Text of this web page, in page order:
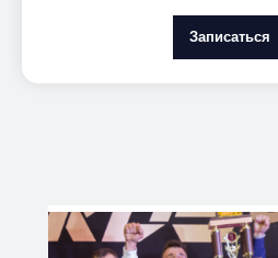
Записаться